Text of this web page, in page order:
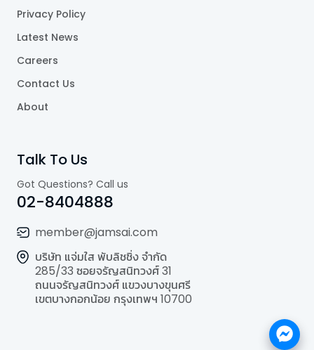
Privacy Policy
Latest News
Careers
Contact Us
About
Talk To Us
Got Questions? Call us
02-8404888
member@jamsai.com
บริษัท แจ่มใส พับลิชชิ่ง จำกัด
285/33 ซอยจรัญสนิทวงศ์ 31
ถนนจรัญสนิทวงศ์ แขวงบางขุนศรี
เขตบางกอกน้อย กรุงเทพฯ 10700